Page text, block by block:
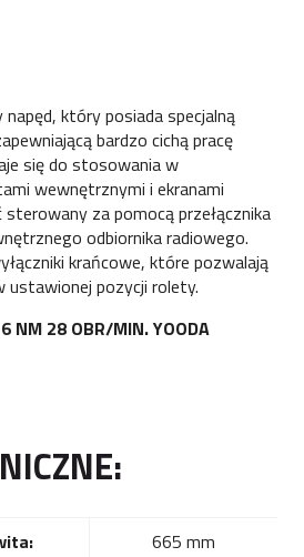
który posiada specjalną
bardzo cichą pracę
się do stosowania w
wewnętrznymi i ekranami
za pomocą przełącznika
odbiornika radiowego.
krańcowe, które pozwalają
ustawionej pozycji rolety.
NM 28 OBR/MIN. YOODA
665 mm